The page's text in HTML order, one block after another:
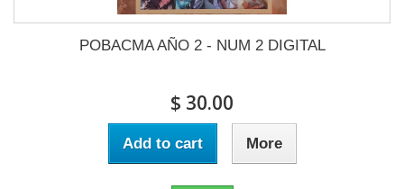
POBACMA AÑO 2 - NUM 2 DIGITAL
$ 30.00
Add to cart More